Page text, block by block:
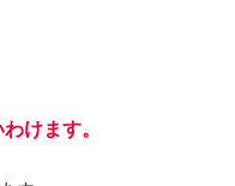
けます。